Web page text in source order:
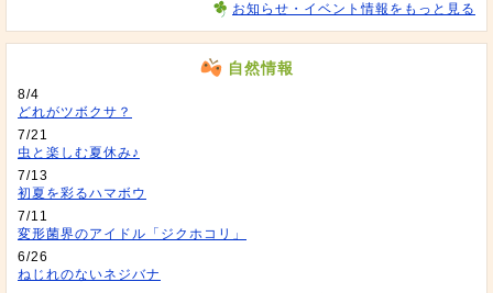
お知らせ・イベント情報をもっと見る
自然情報
8/4
どれがツボクサ？
7/21
虫と楽しむ夏休み♪
7/13
初夏を彩るハマボウ
7/11
変形菌界のアイドル「ジクホコリ」
6/26
ねじれのないネジバナ